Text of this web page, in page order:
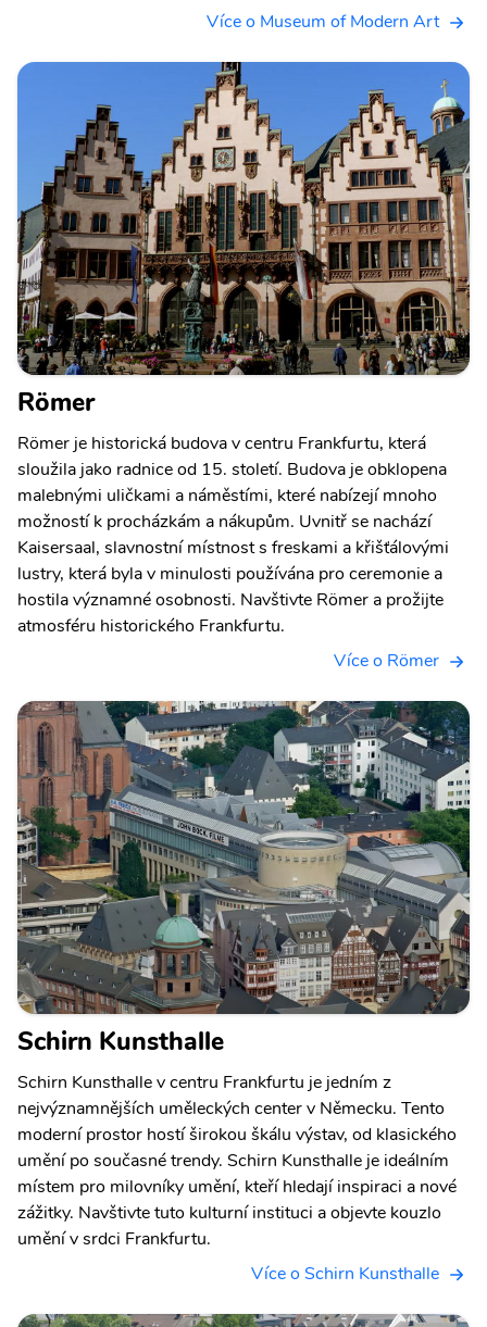
Více o Museum of Modern Art
Römer
Römer je historická budova v centru Frankfurtu, která
sloužila jako radnice od 15. století. Budova je obklopena
malebnými uličkami a náměstími, které nabízejí mnoho
možností k procházkám a nákupům. Uvnitř se nachází
Kaisersaal, slavnostní místnost s freskami a křišťálovými
lustry, která byla v minulosti používána pro ceremonie a
hostila významné osobnosti. Navštivte Römer a prožijte
atmosféru historického Frankfurtu.
Více o Römer
Schirn Kunsthalle
Schirn Kunsthalle v centru Frankfurtu je jedním z
nejvýznamnějších uměleckých center v Německu. Tento
moderní prostor hostí širokou škálu výstav, od klasického
umění po současné trendy. Schirn Kunsthalle je ideálním
místem pro milovníky umění, kteří hledají inspiraci a nové
zážitky. Navštivte tuto kulturní instituci a objevte kouzlo
umění v srdci Frankfurtu.
Více o Schirn Kunsthalle